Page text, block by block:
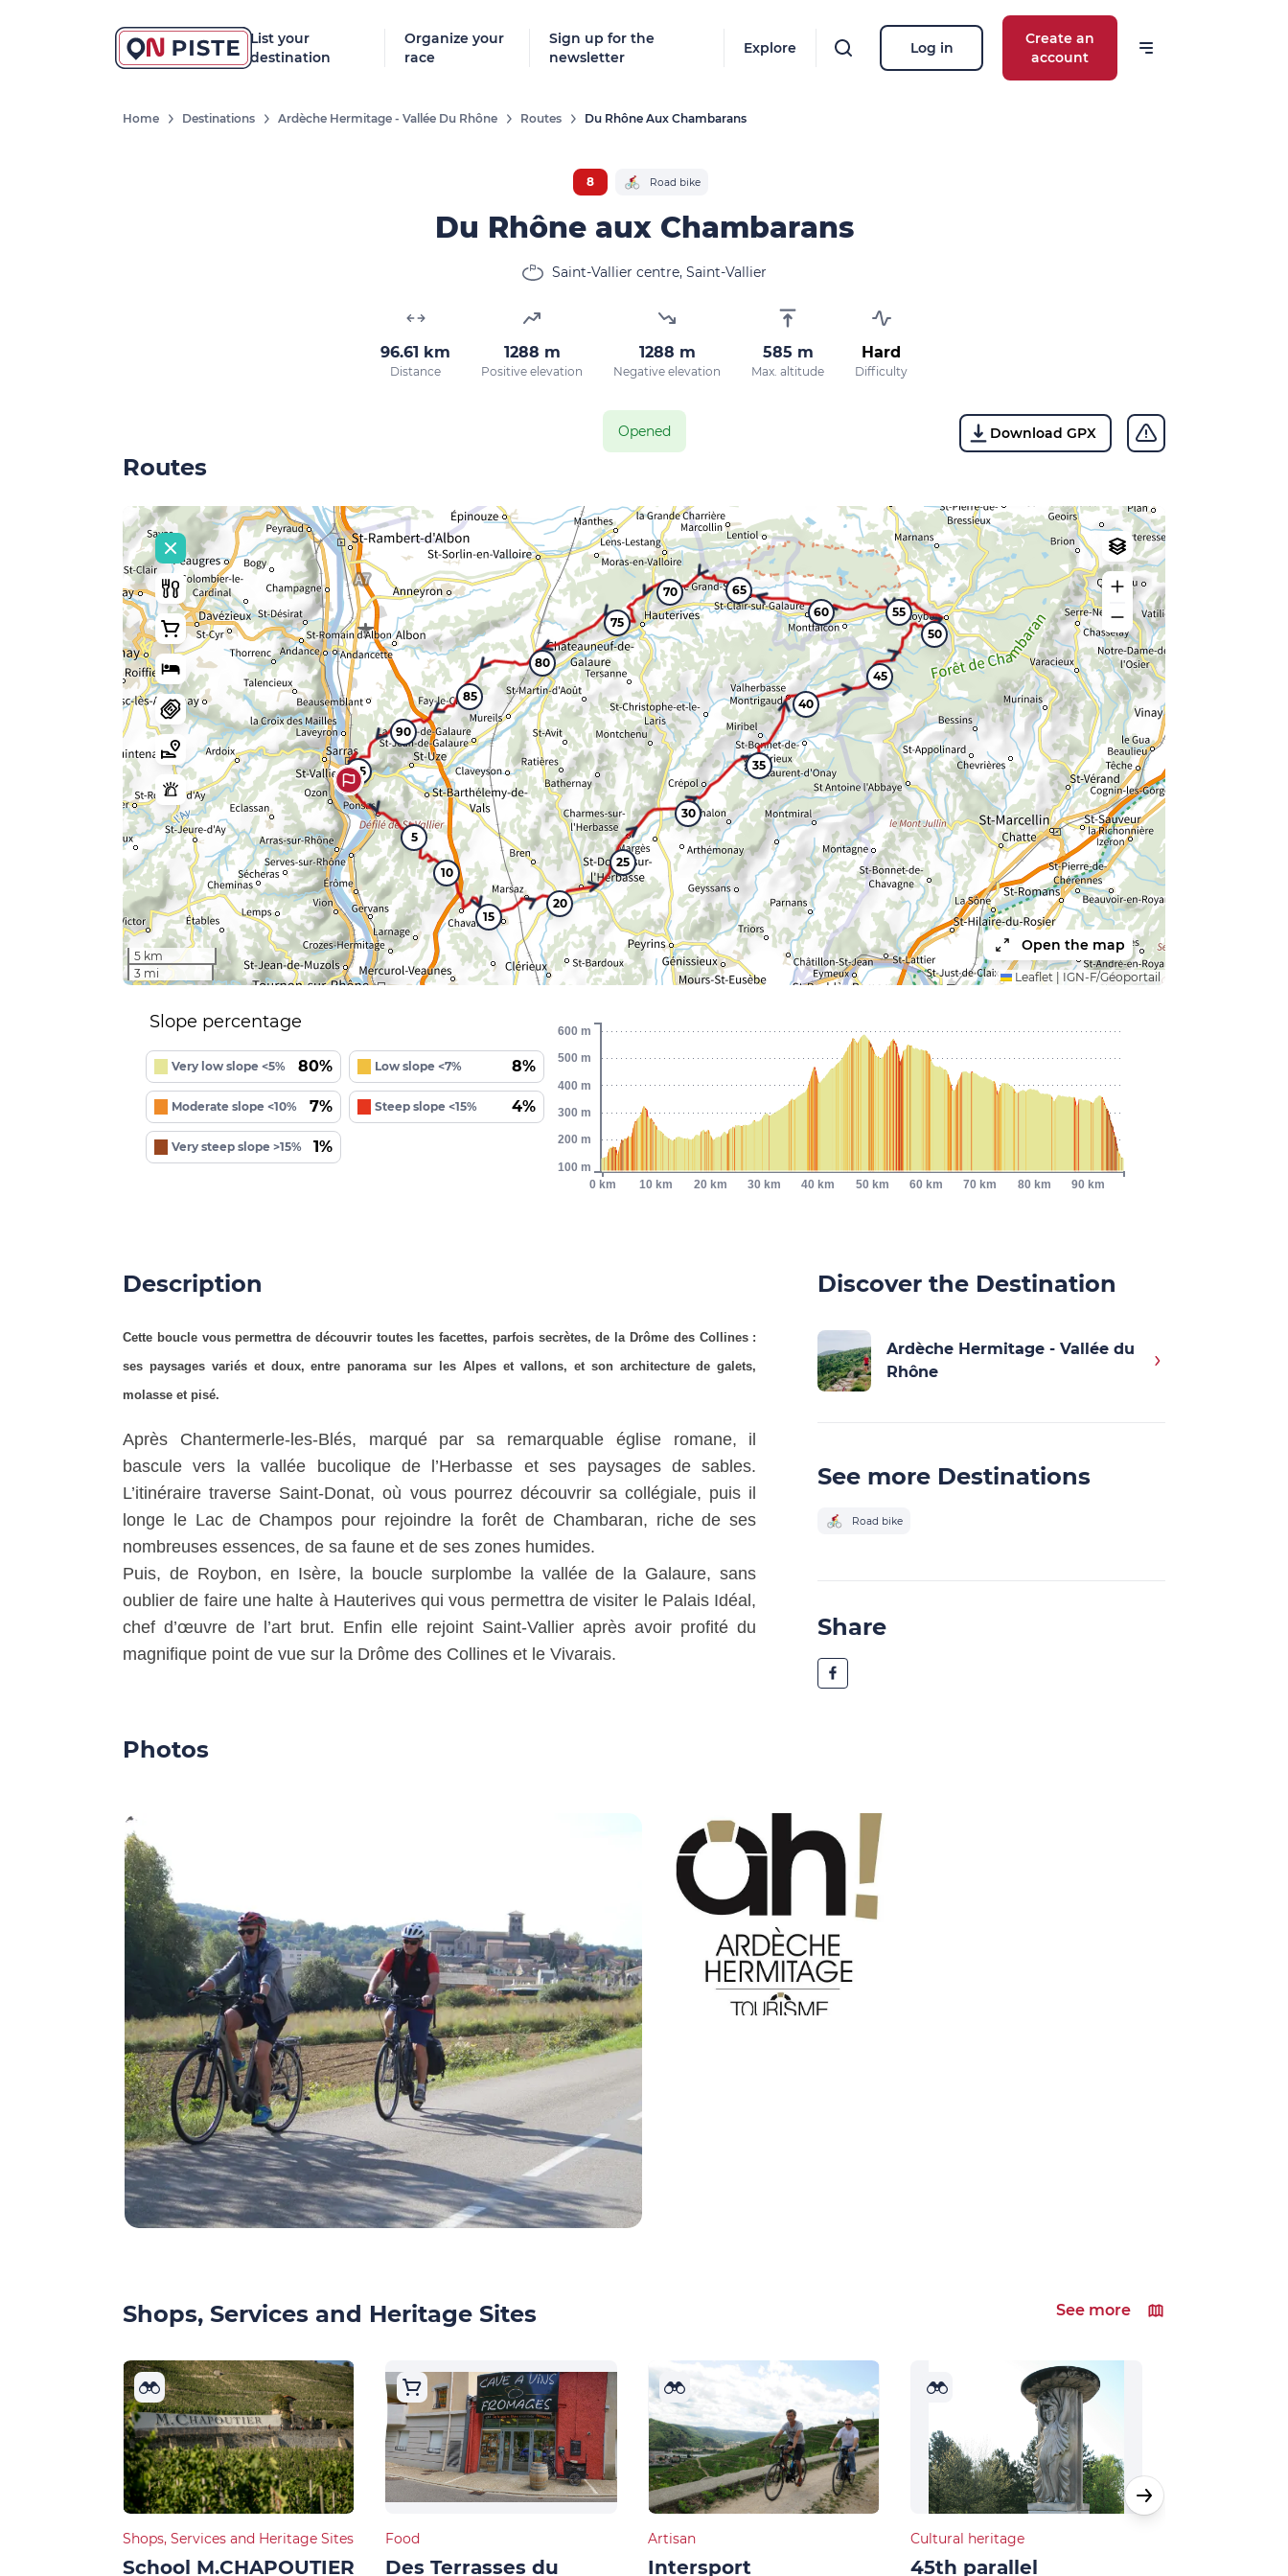
List your
destination
Organize your
race
Sign up for the
newsletter
Explore Log in
Create an
account
Home Destinations Ardèche Hermitage - Vallée Du Rhône Routes Du Rhône Aux Chambarans
8 Road bike
Du Rhône aux Chambarans
Saint-Vallier centre, Saint-Vallier
96.61 km
Distance
1288 m
Positive elevation
1288 m
Negative elevation
585 m
Max. altitude
Hard
Difficulty
Opened Download GPX
Routes
5
10
15
20
25
30
35
40
45
50
55
60
65
70
75
80
85
90
95
5 km
3 mi
Open the map
Leaflet IGN-F/Géoportail
Slope percentage
Very low slope <5% 80% Low slope <7% 8%
Moderate slope <10% 7% Steep slope <15% 4%
Very steep slope >15% 1%
0 km 10 km 20 km 30 km 40 km 50 km 60 km 70 km 80 km 90 km
100 m
200 m
300 m
400 m
500 m
600 m
Description
Cette boucle vous permettra de découvrir toutes les facettes, parfois secrètes, de la Drôme des Collines :
ses paysages variés et doux, entre panorama sur les Alpes et vallons, et son architecture de galets,
molasse et pisé.
Après Chantermerle-les-Blés, marqué par sa remarquable église romane, il
bascule vers la vallée bucolique de l’Herbasse et ses paysages de sables.
L’itinéraire traverse Saint-Donat, où vous pourrez découvrir sa collégiale, puis il
longe le Lac de Champos pour rejoindre la forêt de Chambaran, riche de ses
nombreuses essences, de sa faune et de ses zones humides.
Puis, de Roybon, en Isère, la boucle surplombe la vallée de la Galaure, sans
oublier de faire une halte à Hauterives qui vous permettra de visiter le Palais Idéal,
chef d’œuvre de l’art brut. Enfin elle rejoint Saint-Vallier après avoir profité du
magnifique point de vue sur la Drôme des Collines et le Vivarais.
Discover the Destination
Ardèche Hermitage - Vallée du
Rhône
See more Destinations
Road bike
Share
Photos
Shops, Services and Heritage Sites See more
Shops, Services and Heritage Sites
School M.CHAPOUTIER
Food
Des Terrasses du
Artisan
Intersport
Cultural heritage
45th parallel